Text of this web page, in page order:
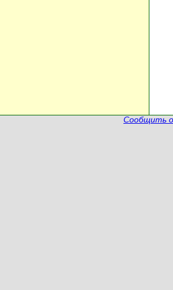
Сообщить о